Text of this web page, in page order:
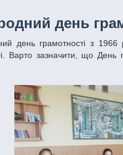
день
Варто зазначити, що День